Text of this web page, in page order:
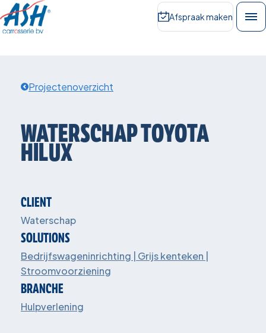
Afspraak maken
Projectenoverzicht
WATERSCHAPTOYOTA
HILUX
CLIENT
Waterschap
SOLUTIONS
Bedrijfswageninrichting | Grijs kenteken |
Stroomvoorziening
BRANCHE
Hulpverlening